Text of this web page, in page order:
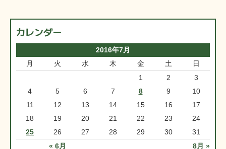
カレンダー
2016年7月
月
火 水 木 金 土 日
« 6月 8月 »
1 2
3
4
5 6 7 8 9
10
11
12 13 14 15 16
17
18
19 20 21 22 23
24
25
26 27 28 29 30 31